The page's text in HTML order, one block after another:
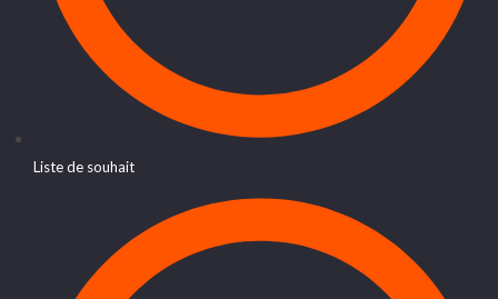
Liste de souhait